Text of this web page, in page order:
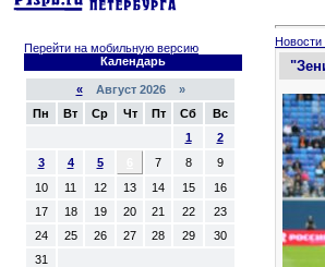
Перейти на мобильную версию
Календарь
«Август 2026 »
Пн
Вт Ср Чт Пт Сб
Вс
1
2
3
4 5 7 8
9
10
11 12 13 14 15
16
17
18 19 20 21 22
23
24
25 26 27 28 29
30
31
Новости